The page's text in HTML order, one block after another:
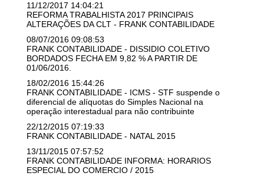
11/12/2017 14:04:21
REFORMA TRABALHISTA 2017 PRINCIPAIS
ALTERAÇÕES DA CLT - FRANK CONTABILIDADE
08/07/2016 09:08:53
FRANK CONTABILIDADE - DISSIDIO COLETIVO
BORDADOS FECHA EM 9,82 % A PARTIR DE
01/06/2016.
18/02/2016 15:44:26
FRANK CONTABILIDADE - ICMS - STF suspende o
diferencial de alíquotas do Simples Nacional na
operação interestadual para não contribuinte
22/12/2015 07:19:33
FRANK CONTABILIDADE - NATAL 2015
13/11/2015 07:57:52
FRANK CONTABILIDADE INFORMA: HORARIOS
ESPECIAL DO COMERCIO / 2015